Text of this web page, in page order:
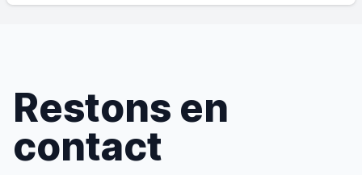
Restons en
contact